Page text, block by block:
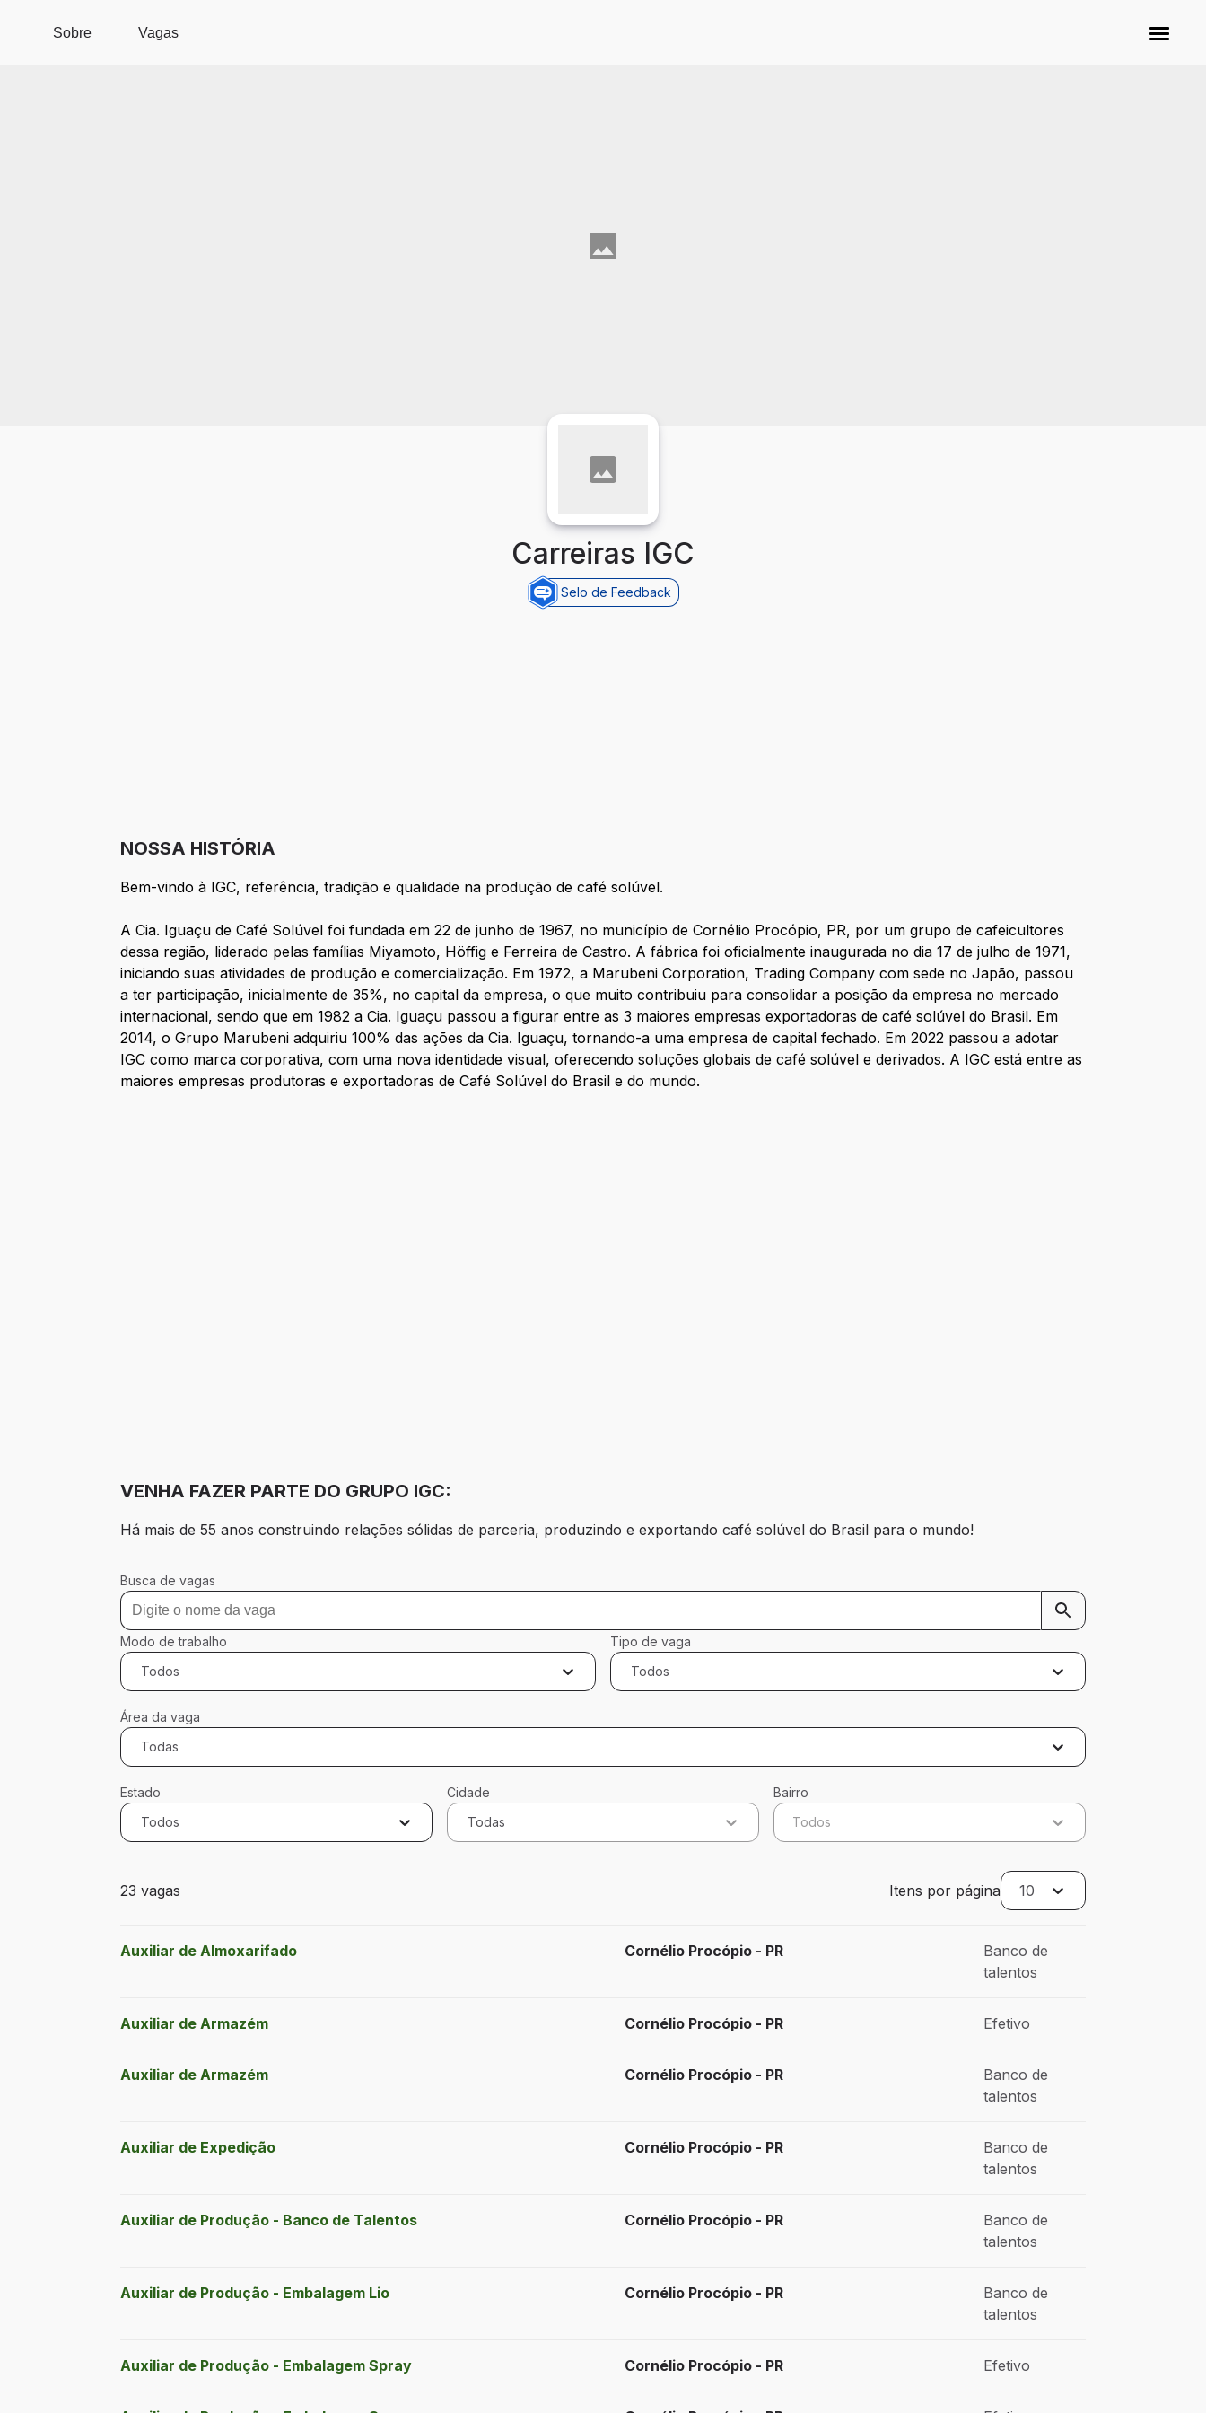
Sobre Vagas
Carreiras IGC
Selo de Feedback
NOSSA HISTÓRIA
Bem-vindo à IGC, referência, tradição e qualidade na produção de café solúvel.
A Cia. Iguaçu de Café Solúvel foi fundada em 22 de junho de 1967, no município de Cornélio Procópio, PR, por um grupo de cafeicultores
dessa região, liderado pelas famílias Miyamoto, Höffig e Ferreira de Castro. A fábrica foi oficialmente inaugurada no dia 17 de julho de 1971,
iniciando suas atividades de produção e comercialização. Em 1972, a Marubeni Corporation, Trading Company com sede no Japão, passou
a ter participação, inicialmente de 35%, no capital da empresa, o que muito contribuiu para consolidar a posição da empresa no mercado
internacional, sendo que em 1982 a Cia. Iguaçu passou a figurar entre as 3 maiores empresas exportadoras de café solúvel do Brasil. Em
2014, o Grupo Marubeni adquiriu 100% das ações da Cia. Iguaçu, tornando-a uma empresa de capital fechado. Em 2022 passou a adotar
IGC como marca corporativa, com uma nova identidade visual, oferecendo soluções globais de café solúvel e derivados. A IGC está entre as
maiores empresas produtoras e exportadoras de Café Solúvel do Brasil e do mundo.
VENHA FAZER PARTE DO GRUPO IGC:
Há mais de 55 anos construindo relações sólidas de parceria, produzindo e exportando café solúvel do Brasil para o mundo!
Busca de vagas
Modo de trabalho
Todos
Tipo de vaga
Todos
Área da vaga
Todas
Estado
Todos
Cidade
Todas
Bairro
Todos
23 vagas Itens por página 10
Auxiliar de Almoxarifado Cornélio Procópio - PR
Banco de
talentos
Auxiliar de Armazém Cornélio Procópio - PR Efetivo
Auxiliar de Armazém Cornélio Procópio - PR
Banco de
talentos
Auxiliar de Expedição Cornélio Procópio - PR
Banco de
talentos
Auxiliar de Produção - Banco de Talentos Cornélio Procópio - PR
Banco de
talentos
Auxiliar de Produção - Embalagem Lio Cornélio Procópio - PR
Banco de
talentos
Auxiliar de Produção - Embalagem Spray Cornélio Procópio - PR Efetivo